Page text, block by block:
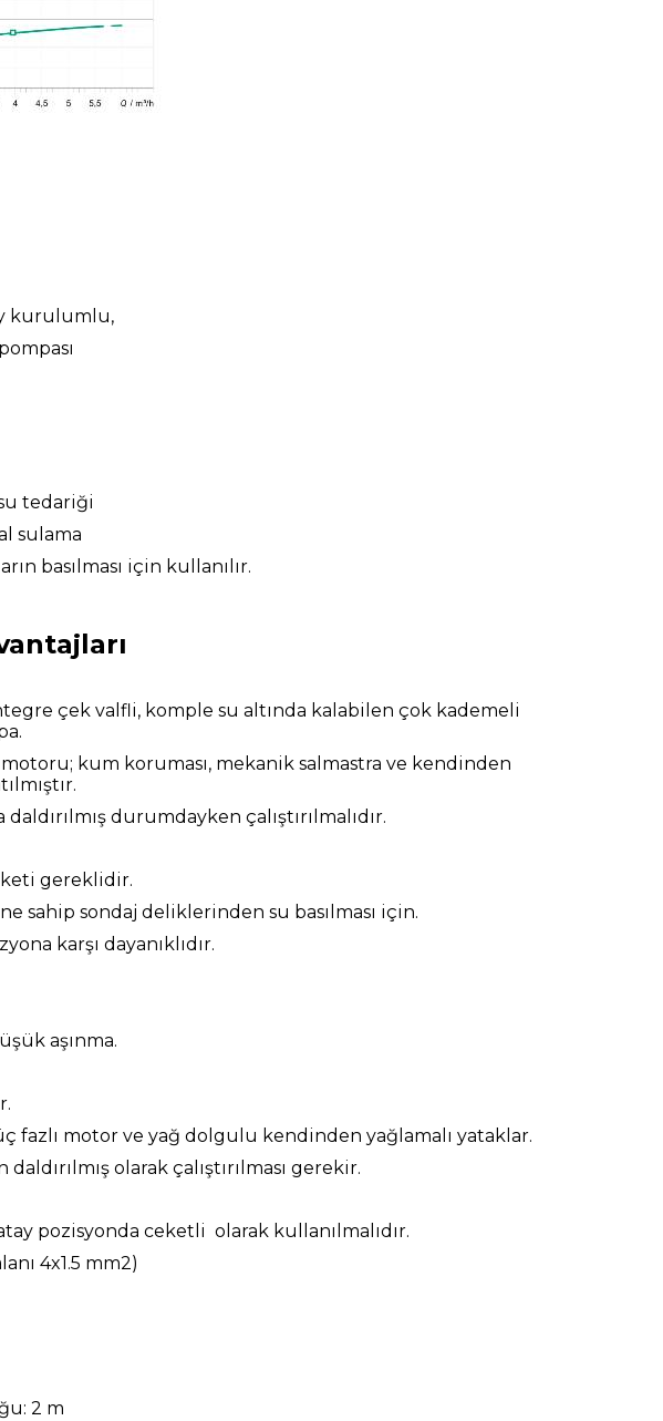
kurulumlu,
tedariği
sulama
basılması için kullanılır.
çek valfli, komple su altında kalabilen çok kademeli
kum koruması, mekanik salmastra ve kendinden
durumdayken çalıştırılmalıdır.
gereklidir.
sahip sondaj deliklerinden su basılması için.
karşı dayanıklıdır.
aşınma.
fazlı motor ve yağ dolgulu kendinden yağlamalı yataklar.
olarak çalıştırılması gerekir.
pozisyonda ceketli olarak kullanılmalıdır.
4x1.5 mm2)
2 m